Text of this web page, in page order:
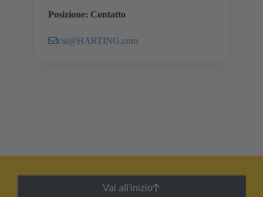
Posizione: Contatto
csr@HARTING.com
Vai all'inizio